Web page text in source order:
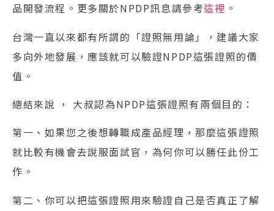
品開發流程。更多關於NPDP訊息請參考這裡 。
台灣一直以來都有所謂的「證照無用論」，建議大家
多向外地發展，應該就可以驗證NPDP這張證照的價
值。
總結來說 ， 大叔認為NPDP這張證照有兩個目的：
第一、如果您之後想轉職成產品經理，那麼這張證照
就比較有機會去說服面試官，為何你可以勝任此份工
作。
第二、你可以把這張證照用來驗證自己是否真正了解